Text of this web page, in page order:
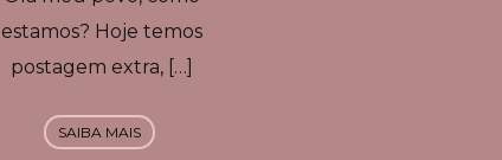
estamos? Hoje temos
postagem extra, […]
SAIBA MAIS